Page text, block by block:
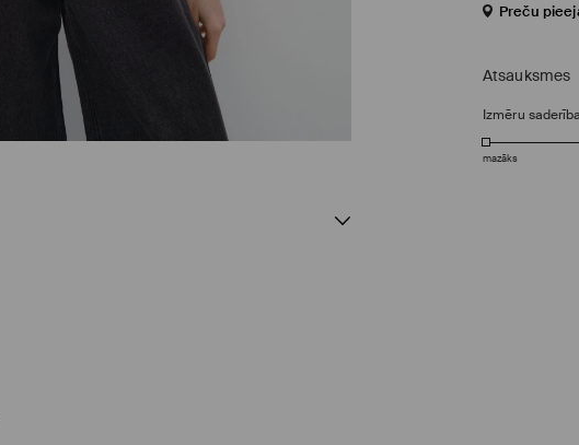
Preču
Atsauksmes
Izmēru saderība
mazāks